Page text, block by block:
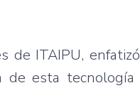
de ITAIPU,
esta